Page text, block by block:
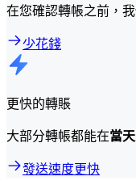
在您確認轉帳之前，
少花錢
更快的轉賬
大部分轉帳都能在當
發送速度更快